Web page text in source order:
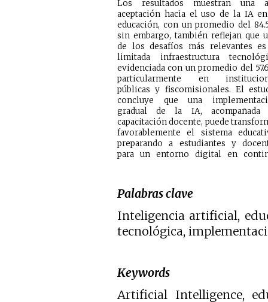
Los resultados muestran una
aceptación hacia el uso de la IA
educación, con un promedio del
sin embargo, también reflejan que
de los desafíos más relevantes
limitada infraestructura
evidenciada con un promedio del
particularmente en
públicas y fiscomisionales. El
concluye que una
gradual de la IA, acompañada
capacitación docente, puede
favorablemente el sistema
preparando a estudiantes y
para un entorno digital en
Palabras clave
Inteligencia artificial,
tecnológica,
Keywords
Artificial Intelligence,